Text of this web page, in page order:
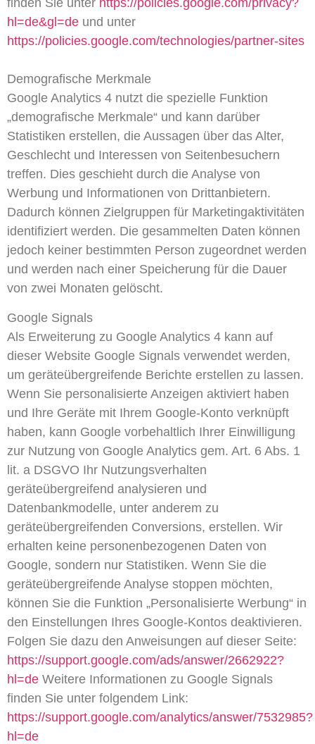
finden Sie unter https://policies.google.com/privacy?
hl=de&gl=de und unter
https://policies.google.com/technologies/partner-sites
Demografische Merkmale
Google Analytics 4 nutzt die spezielle Funktion
„demografische Merkmale“ und kann darüber
Statistiken erstellen, die Aussagen über das Alter,
Geschlecht und Interessen von Seitenbesuchern
treffen. Dies geschieht durch die Analyse von
Werbung und Informationen von Drittanbietern.
Dadurch können Zielgruppen für Marketingaktivitäten
identifiziert werden. Die gesammelten Daten können
jedoch keiner bestimmten Person zugeordnet werden
und werden nach einer Speicherung für die Dauer
von zwei Monaten gelöscht.
Google Signals
Als Erweiterung zu Google Analytics 4 kann auf
dieser Website Google Signals verwendet werden,
um geräteübergreifende Berichte erstellen zu lassen.
Wenn Sie personalisierte Anzeigen aktiviert haben
und Ihre Geräte mit Ihrem Google-Konto verknüpft
haben, kann Google vorbehaltlich Ihrer Einwilligung
zur Nutzung von Google Analytics gem. Art. 6 Abs. 1
lit. a DSGVO Ihr Nutzungsverhalten
geräteübergreifend analysieren und
Datenbankmodelle, unter anderem zu
geräteübergreifenden Conversions, erstellen. Wir
erhalten keine personenbezogenen Daten von
Google, sondern nur Statistiken. Wenn Sie die
geräteübergreifende Analyse stoppen möchten,
können Sie die Funktion „Personalisierte Werbung“ in
den Einstellungen Ihres Google-Kontos deaktivieren.
Folgen Sie dazu den Anweisungen auf dieser Seite:
https://support.google.com/ads/answer/2662922?
hl=de Weitere Informationen zu Google Signals
finden Sie unter folgendem Link:
https://support.google.com/analytics/answer/7532985?
hl=de